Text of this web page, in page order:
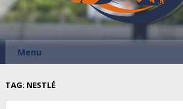
Menu
TAG: NESTLÉ